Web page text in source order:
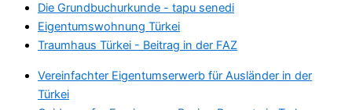
Die Grundbuchurkunde - tapu senedi
Eigentumswohnung Türkei
Traumhaus Türkei - Beitrag in der FAZ
Vereinfachter Eigentumserwerb für Ausländer in der
Türkei